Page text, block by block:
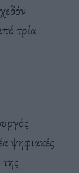
τρία
ψηφιακές